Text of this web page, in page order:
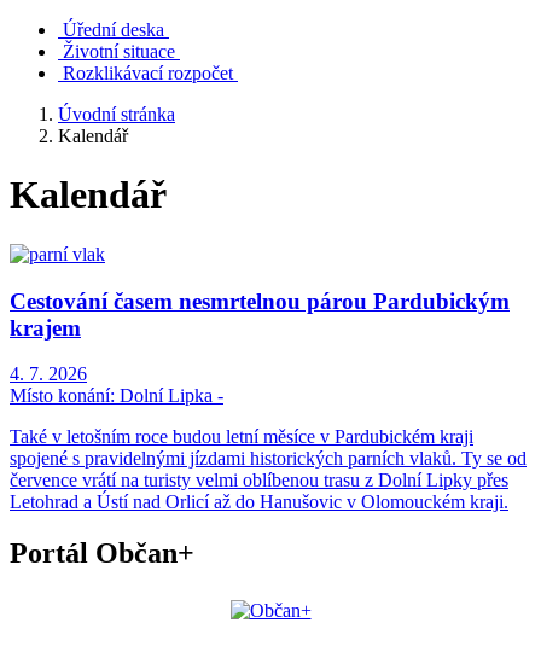
Úřední deska
Životní situace
Rozklikávací rozpočet
Úvodní stránka
Kalendář
Kalendář
Cestování časem nesmrtelnou párou Pardubickým
krajem
4. 7. 2026
Místo konání: Dolní Lipka -
Také v letošním roce budou letní měsíce v Pardubickém kraji
spojené s pravidelnými jízdami historických parních vlaků. Ty se od
července vrátí na turisty velmi oblíbenou trasu z Dolní Lipky přes
Letohrad a Ústí nad Orlicí až do Hanušovic v Olomouckém kraji.
Portál Občan+